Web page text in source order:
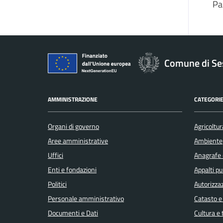
Comune di
AMMINISTRAZIONE
Organi di governo
Aree amministrative
Uffici
Enti e fondazioni
Politici
Personale amministrativo
Documenti e Dati
Ambiente
Appalti
Catasto
Cultura e